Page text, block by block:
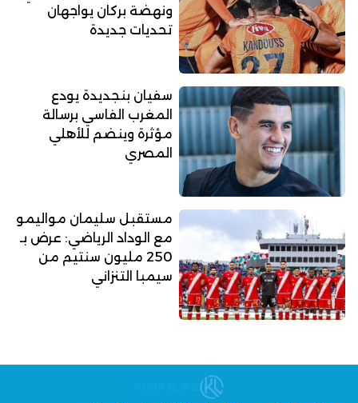
ونهضة بركان يواجهان
تحديات جديدة
سفيان بنجديدة يودع
المغرب الفاسي برسالة
مؤثرة وينضم للأهلي
المصري
مستقبل سليمان مواليمو
مع الوداد الرياضي: عرض بـ
250 مليون سنتيم من
سيمبا التنزاني